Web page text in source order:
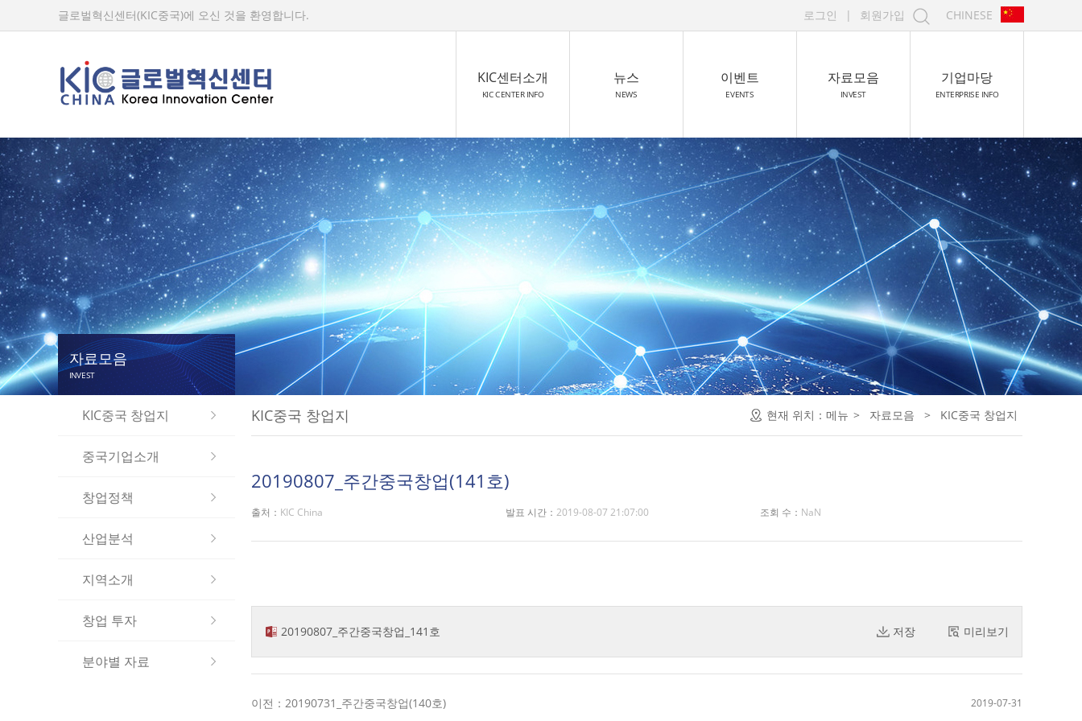
글로벌혁신센터(KIC중국)에 오신 것을 환영합니다. 로그인 | 회원가입 CHINESE
KIC센터소개
KIC CENTER INFO
뉴스
NEWS
이벤트
EVENTS
자료모음
INVEST
기업마당
ENTERPRISE INFO
자료모음
INVEST
KIC중국 창업지
중국기업소개
창업정책
산업분석
지역소개
창업 투자
분야별 자료
KIC중국 창업지 현재 위치： 메뉴 > 자료모음 > KIC중국 창업지
20190807_주간중국창업(141호)
출처： KIC China 발표 시간： 2019-08-07 21:07:00 조회 수： NaN
20190807_주간중국창업_141호 저장 미리보기
이전：20190731_주간중국창업(140호) 2019-07-31